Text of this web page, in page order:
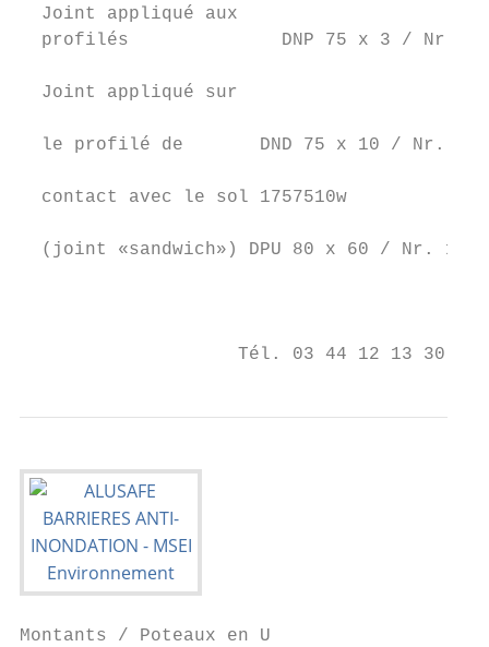
  Joint appliqué aux
profilés              DNP 75 x 3 / Nr.
  Joint appliqué sur
le profilé de       DND 75 x 10 / Nr.
contact avec le sol 1757510w
(joint «sandwich») DPU 80 x 60 / Nr.
Tél. 03 44 12 13 30 –
Montants / Poteaux en U